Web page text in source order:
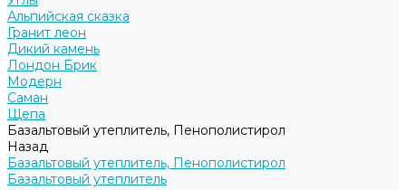
Альпийская сказка
Гранит леон
Дикий камень
Лондон Брик
Модерн
Саман
Щепа
Базальтовый утеплитель, Пенополистирол
Назад
Базальтовый утеплитель, Пенополистирол
Базальтовый утеплитель